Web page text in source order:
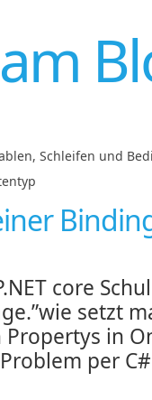
Schleifen und
core
setzt
in
per